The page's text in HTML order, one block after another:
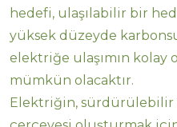
hedefi, ulaşılabilir bir
yüksek düzeyde
elektriğe ulaşımın kolay
mümkün olacaktır.
Elektriğin, sürdürülebilir